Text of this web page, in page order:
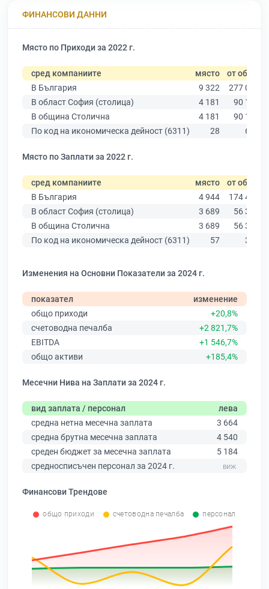
ФИНАНСОВИ ДАННИ
Място по Приходи за 2022 г.
сред компаниите място от общо
В България
9 322
277 019
В област София (столица)
4 181
90 178
В община Столична
4 181
90 178
По код на икономическа дейност (6311)
28 649
Място по Заплати за 2022 г.
сред компаниите място от общо
В България
4 944
174 403
В област София (столица)
3 689
56 378
В община Столична
3 689
56 378
По код на икономическа дейност (6311)
57 358
Изменения на Основни Показатели за 2024 г.
показател
изменение
общо приходи
+20,8%
счетоводна печалба
+2 821,7%
EBITDA
+1 546,7%
общо активи
+185,4%
Месечни Нива на Заплати за 2024 г.
вид заплата / персонал
лева
средна нетна месечна заплата
3 664
средна брутна месечна заплата
4 540
среден бюджет за месечна заплата
5 184
средносписъчен персонал за 2024 г.
Финансови Трендове
общо приходи счетоводна печалба персонал